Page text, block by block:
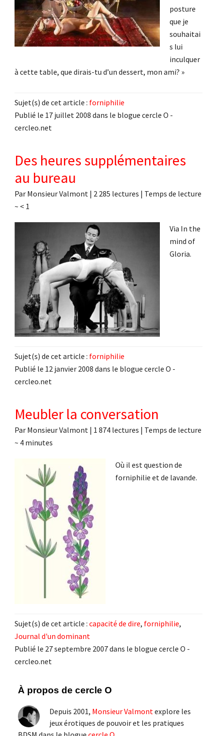
posture
que je
souhaitai
s lui
inculquer
à cette table, que dirais-tu d’un dessert, mon ami? »
Sujet(s) de cet article : forniphilie
Publié le 17 juillet 2008 dans le blogue cercle O -
cercleo.net
Des heures supplémentaires
au bureau
Par Monsieur Valmont | 2 285 lectures | Temps de lecture
~ < 1
Via In the
mind of
Gloria.
Sujet(s) de cet article : forniphilie
Publié le 12 janvier 2008 dans le blogue cercle O -
cercleo.net
Meubler la conversation
Par Monsieur Valmont | 1 874 lectures | Temps de lecture
~ 4 minutes
Où il est question de
forniphilie et de lavande.
Sujet(s) de cet article : capacité de dire, forniphilie,
Journal d'un dominant
Publié le 27 septembre 2007 dans le blogue cercle O -
cercleo.net
Barre
latérale
principale
À propos de cercle O
Depuis 2001, Monsieur Valmontexplore les
jeux érotiques de pouvoir et les pratiques